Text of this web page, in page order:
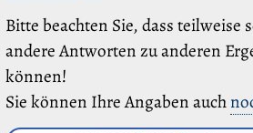
Bitte beachten Sie, dass teilweise
andere Antworten zu anderen
können!
Sie können Ihre Angaben auch